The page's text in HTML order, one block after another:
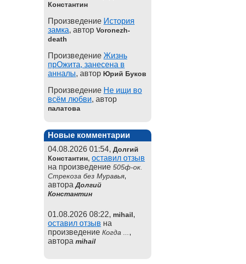
Константин
Произведение История
замка, автор Voronezh-
death
Произведение Жизнь
прОжита, занесена в
анналы, автор Юрий Буков
Произведение Не ищи во
всём любви, автор
палатова
Новые комментарии
04.08.2026 01:54, Долгий
Константин, оставил отзыв
на произведение 505ф-ок.
Стрекоза без Муравья,
автораДолгий
Константин
01.08.2026 08:22, mihail,
оставил отзыв на
произведение Когда ... ,
автора mihail